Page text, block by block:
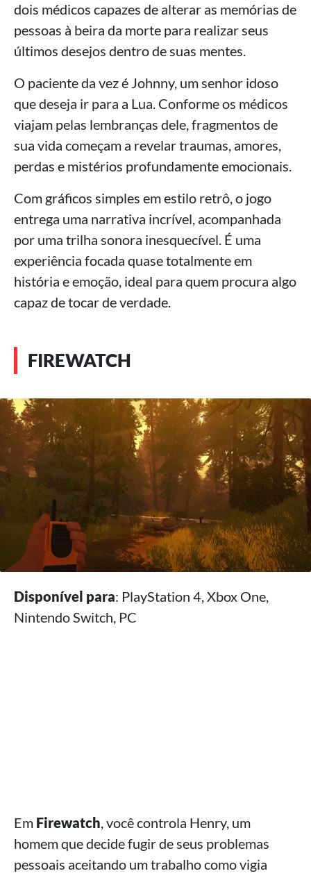
dois médicos capazes de alterar as memórias de
pessoas à beira da morte para realizar seus
últimos desejos dentro de suas mentes.
O paciente da vez é Johnny, um senhor idoso
que deseja ir para a Lua. Conforme os médicos
viajam pelas lembranças dele, fragmentos de
sua vida começam a revelar traumas, amores,
perdas e mistérios profundamente emocionais.
Com gráficos simples em estilo retrô, o jogo
entrega uma narrativa incrível, acompanhada
por uma trilha sonora inesquecível. É uma
experiência focada quase totalmente em
história e emoção, ideal para quem procura algo
capaz de tocar de verdade.
FIREWATCH
Disponível para: PlayStation 4, Xbox One,
Nintendo Switch, PC
Em Firewatch, você controla Henry, um
homem que decide fugir de seus problemas
pessoais aceitando um trabalho como vigia